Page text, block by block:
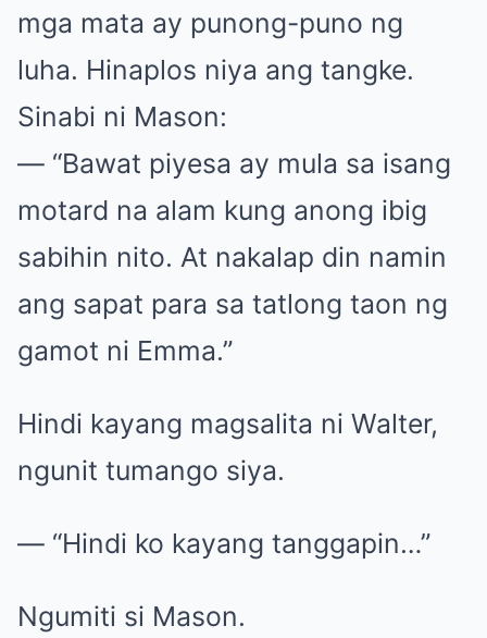
mga mata ay punong-puno ng
luha. Hinaplos niya ang tangke.
Sinabi ni Mason:
— “Bawat piyesa ay mula sa isang
motard na alam kung anong ibig
sabihin nito. At nakalap din namin
ang sapat para sa tatlong taon ng
gamot ni Emma.”
Hindi kayang magsalita ni Walter,
ngunit tumango siya.
— “Hindi ko kayang tanggapin…”
Ngumiti si Mason.